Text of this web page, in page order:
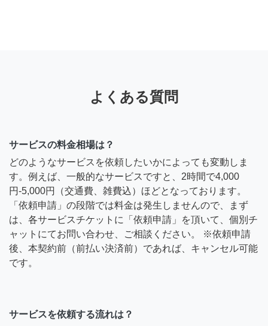
よくある質問
サービスの料金相場は？
どのようなサービスを依頼したいかによっても変動しま
す。例えば、一般的なサービスですと、2時間で4,000
円-5,000円（交通費、雑費込）ほどとなっております。
「依頼申請」の段階では料金は発生しませんので、まず
は、各サービスチケットに「依頼申請」を頂いて、個別チ
ャットにてお問い合わせ、ご相談ください。 ※依頼申請
後、本契約前（前払い決済前）であれば、キャンセル可能
です。
サービスを依頼する流れは？